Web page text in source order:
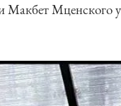
Макбет Мценского